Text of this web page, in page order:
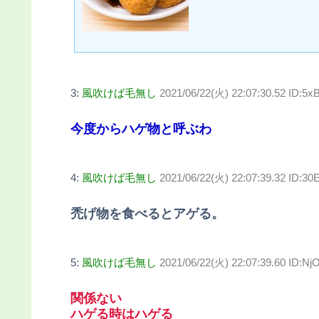
3: 風吹けば毛無し 2021/06/22(火) 22:07:30.52
今度からハゲ物と呼ぶわ
4: 風吹けば毛無し 2021/06/22(火) 22:07:39.32
禿げ物を食べるとアゲる。
5: 風吹けば毛無し 2021/06/22(火) 22:07:39.60
関係ない
ハゲる時はハゲる